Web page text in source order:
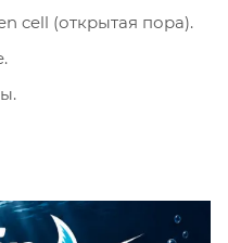
cell (открытая пора).